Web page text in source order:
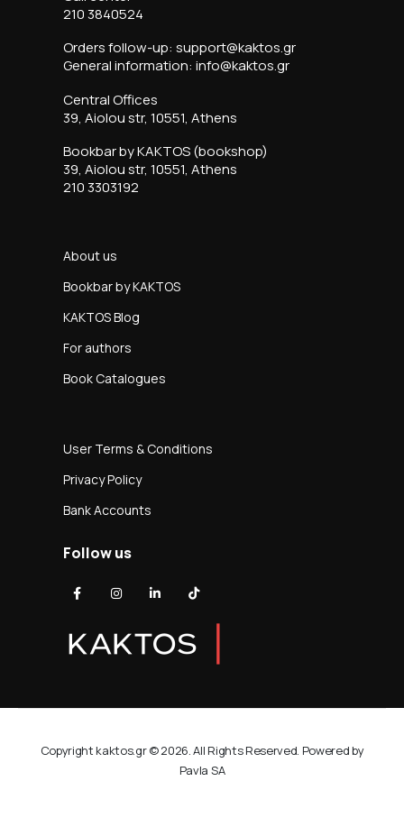
210 3840524
Orders follow-up: support@kaktos.gr
General information: info@kaktos.gr
Central Offices
39, Aiolou str, 10551, Athens
Bookbar by KAKTOS (bookshop)
39, Aiolou str, 10551, Athens
210 3303192
About us
Bookbar by KAKTOS
KAKTOS Blog
For authors
Book Catalogues
User Terms & Conditions
Privacy Policy
Bank Accounts
Follow us
Copyright kaktos.gr © 2026. All Rights Reserved. Powered by
Pavla SA